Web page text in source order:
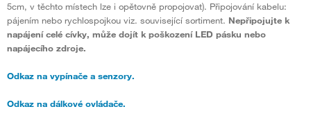
5cm, v těchto místech lze i opětovně propojovat). Připojování kabelu:
pájením nebo rychlospojkou viz. související sortiment. Nepřipojujte k
napájení celé cívky, může dojít k poškození LED pásku nebo
napájecího zdroje.
Odkaz na vypínače a senzory.
Odkaz na dálkové ovládače.